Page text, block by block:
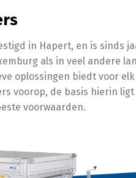
in Hapert, en is sinds
als in veel andere
oplossingen biedt voor
voorop, de basis hierin
voorwaarden.